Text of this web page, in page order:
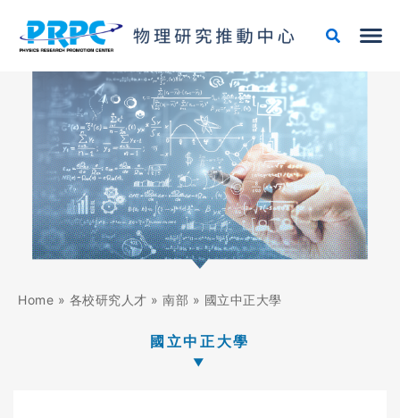
Home » 各校研究人才 » 南部 » 國立中正大學
國立中正大學